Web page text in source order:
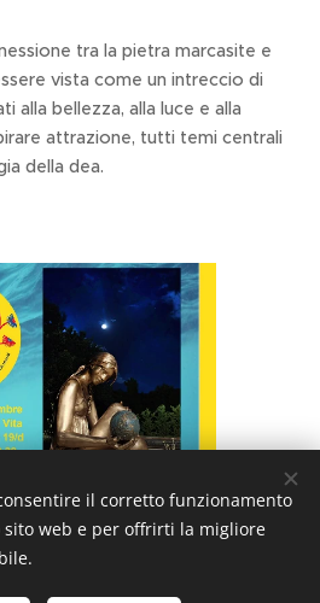
tra la pietra marcasite e
vista come un intreccio di
alla bellezza, alla luce e alla
attrazione, tutti temi centrali
della dea.
il corretto funzionamento
sito web e per offrirti la migliore